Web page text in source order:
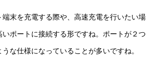
端末を充電する際や、高速充電を行いたい場
ポートに接続する形ですね。ポートが２つ
な仕様になっていることが多いですね。